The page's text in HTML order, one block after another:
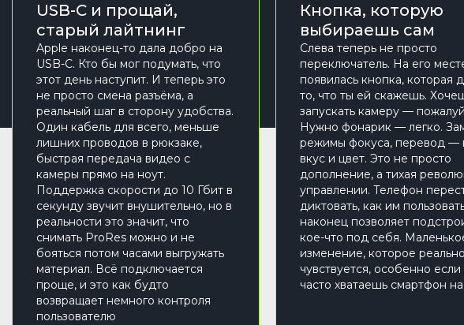
USB-C и прощай,
старый лайтнинг
Apple наконец-то дала добро на
USB-C. Кто бы мог подумать, что
этот день наступит. И теперь это
не просто смена разъёма, а
реальный шаг в сторону удобства.
Один кабель для всего, меньше
лишних проводов в рюкзаке,
быстрая передача видео с
камеры прямо на ноут.
Поддержка скорости до 10 Гбит в
секунду звучит внушительно, но в
реальности это значит, что
снимать ProRes можно и не
бояться потом часами выгружать
материал. Всё подключается
проще, и это как будто
возвращает немного контроля
пользователю
Кнопка, которую
выбираешь сам
Слева теперь не просто
переключатель. На его
появилась кнопка, которая
то, что ты ей скажешь.
запускать камеру —
Нужно фонарик — легко.
режимы фокуса, перевод —
вкус и цвет. Это не просто
дополнение, а тихая
управлении. Телефон
диктовать, как им
наконец позволяет
кое-что под себя.
изменение, которое реально
чувствуется, особенно если
часто хватаешь смартфон